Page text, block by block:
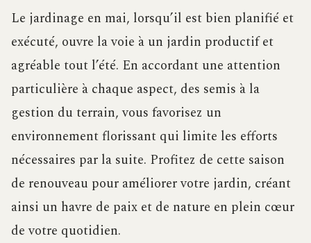
Le jardinage en mai, lorsqu’il est bien planifié et
exécuté, ouvre la voie à un jardin productif et
agréable tout l’été. En accordant une attention
particulière à chaque aspect, des semis à la
gestion du terrain, vous favorisez un
environnement florissant qui limite les efforts
nécessaires par la suite. Profitez de cette saison
de renouveau pour améliorer votre jardin, créant
ainsi un havre de paix et de nature en plein cœur
de votre quotidien.